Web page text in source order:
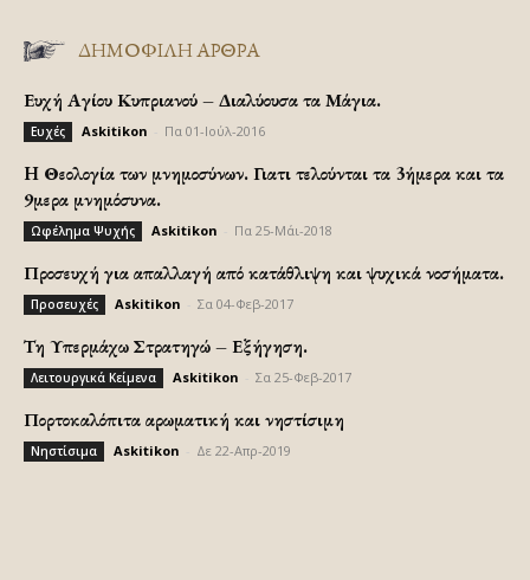
ΔΗΜΟΦΙΛΗ ΑΡΘΡΑ
Ευχή Αγίου Κυπριανού – Διαλύουσα τα Μάγια.
Ευχές Askitikon Πα 01-Ιούλ-2016
H Θεολογία των μνημοσύνων. Γιατι τελούνται τα 3ήμερα και τα
9μερα μνημόσυνα.
Ωφέλημα Ψυχής Askitikon Πα 25-Μάι-2018
Προσευχή για απαλλαγή από κατάθλιψη και ψυχικά νοσήματα.
Προσευχές Askitikon Σα 04-Φεβ-2017
Τη Υπερμάχω Στρατηγώ – Εξήγηση.
Λειτουργικά Κείμενα Askitikon Σα 25-Φεβ-2017
Πορτοκαλόπιτα αρωματική και νηστίσιμη
Νηστίσιμα Askitikon Δε 22-Απρ-2019